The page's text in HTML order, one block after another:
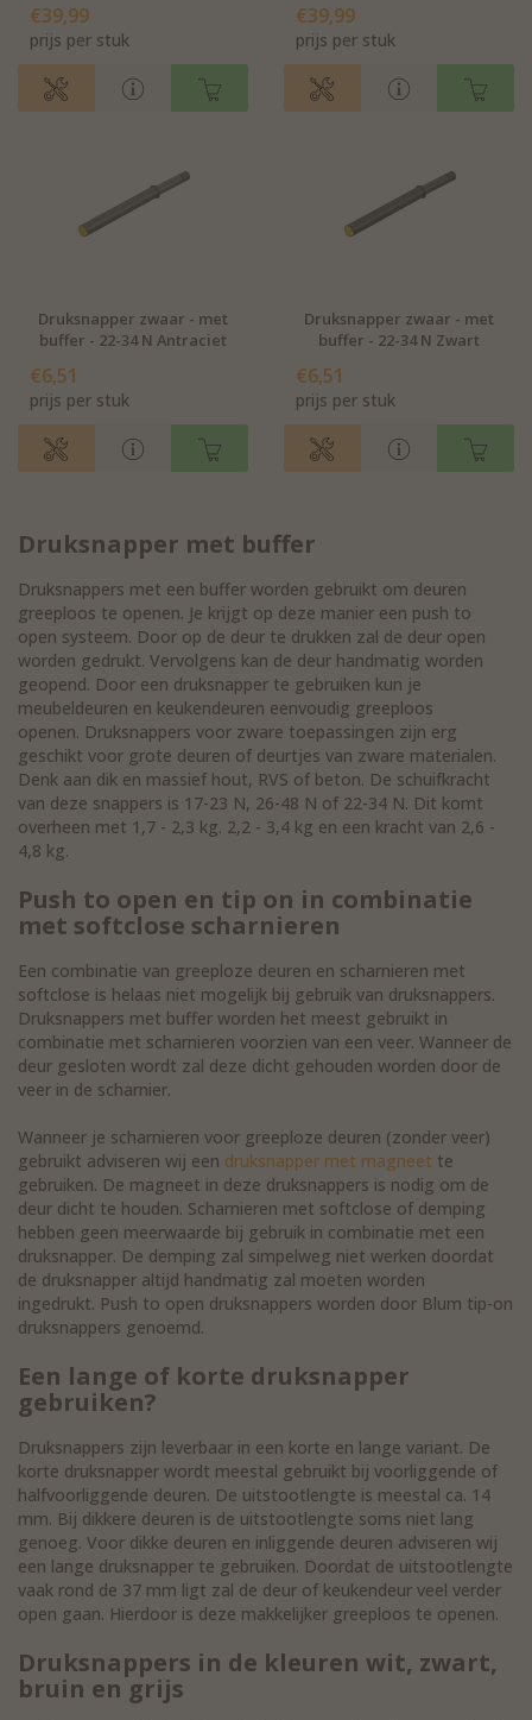
€39,99
prijs per stuk
€39,99
prijs per stuk
Druksnapper zwaar - met
buffer - 22-34 N Antraciet
€6,51
prijs per stuk
Druksnapper zwaar - met
buffer - 22-34 N Zwart
€6,51
prijs per stuk
Druksnapper met buffer
Druksnappers met een buffer worden gebruikt om deuren
greeploos te openen. Je krijgt op deze manier een push to
open systeem. Door op de deur te drukken zal de deur open
worden gedrukt. Vervolgens kan de deur handmatig worden
geopend. Door een druksnapper te gebruiken kun je
meubeldeuren en keukendeuren eenvoudig greeploos
openen. Druksnappers voor zware toepassingen zijn erg
geschikt voor grote deuren of deurtjes van zware materialen.
Denk aan dik en massief hout, RVS of beton. De schuifkracht
van deze snappers is 17-23 N, 26-48 N of 22-34 N. Dit komt
overheen met 1,7 - 2,3 kg. 2,2 - 3,4 kg en een kracht van 2,6 -
4,8 kg.
Push to open en tip on in combinatie
met softclose scharnieren
Een combinatie van greeploze deuren en scharnieren met
softclose is helaas niet mogelijk bij gebruik van druksnappers.
Druksnappers met buffer worden het meest gebruikt in
combinatie met scharnieren voorzien van een veer. Wanneer de
deur gesloten wordt zal deze dicht gehouden worden door de
veer in de scharnier.
Wanneer je scharnieren voor greeploze deuren (zonder veer)
gebruikt adviseren wij een druksnapper met magneet te
gebruiken. De magneet in deze druksnappers is nodig om de
deur dicht te houden. Scharnieren met softclose of demping
hebben geen meerwaarde bij gebruik in combinatie met een
druksnapper. De demping zal simpelweg niet werken doordat
de druksnapper altijd handmatig zal moeten worden
ingedrukt. Push to open druksnappers worden door Blum tip-on
druksnappers genoemd.
Een lange of korte druksnapper
gebruiken?
Druksnappers zijn leverbaar in een korte en lange variant. De
korte druksnapper wordt meestal gebruikt bij voorliggende of
halfvoorliggende deuren. De uitstootlengte is meestal ca. 14
mm. Bij dikkere deuren is de uitstootlengte soms niet lang
genoeg. Voor dikke deuren en inliggende deuren adviseren wij
een lange druksnapper te gebruiken. Doordat de uitstootlengte
vaak rond de 37 mm ligt zal de deur of keukendeur veel verder
open gaan. Hierdoor is deze makkelijker greeploos te openen.
Druksnappers in de kleuren wit, zwart,
bruin en grijs